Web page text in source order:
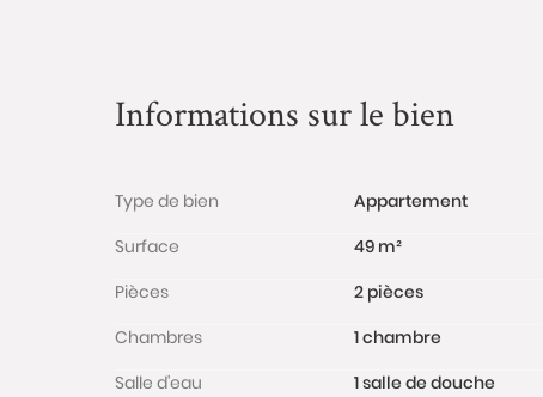
Informations sur le bien
Type de bien
Appartement
Surface
49 m²
Pièces
2 pièces
Chambres
1 chambre
Salle d'eau
1 salle de douche